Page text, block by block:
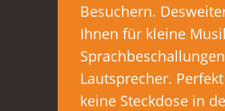
Besuchern.
Ihnen für kleine
Lautsprecher.
keine Steckdose in